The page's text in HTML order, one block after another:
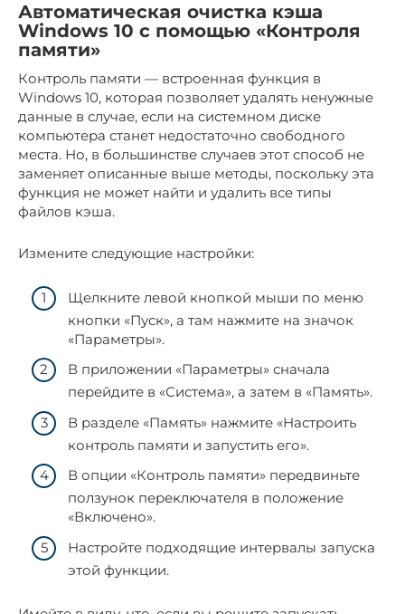
Автоматическая очистка кэша
Windows 10 с помощью «Контроля
памяти»
Контроль памяти — встроенная функция в
Windows 10, которая позволяет удалять ненужные
данные в случае, если на системном диске
компьютера станет недостаточно свободного
места. Но, в большинстве случаев этот способ не
заменяет описанные выше методы, поскольку эта
функция не может найти и удалить все типы
файлов кэша.
Измените следующие настройки:
Щелкните левой кнопкой мыши по меню
кнопки «Пуск», а там нажмите на значок
«Параметры».
В приложении «Параметры» сначала
перейдите в «Система», а затем в «Память».
В разделе «Память» нажмите «Настроить
контроль памяти и запустить его».
В опции «Контроль памяти» передвиньте
ползунок переключателя в положение
«Включено».
Настройте подходящие интервалы запуска
этой функции.